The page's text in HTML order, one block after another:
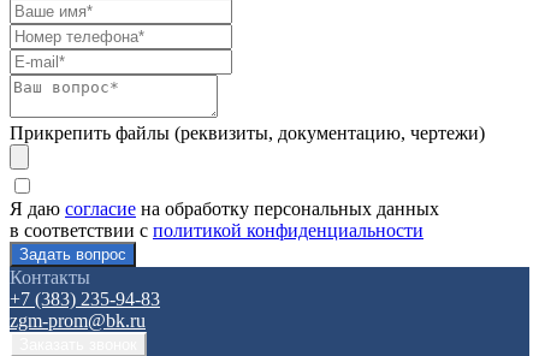
Прикрепить файлы (реквизиты, документацию, чертежи)
Я даю согласие на обработку персональных данных
в соответствии с политикой конфиденциальности
Контакты
+7 (383) 235-94-83
zgm-prom@bk.ru